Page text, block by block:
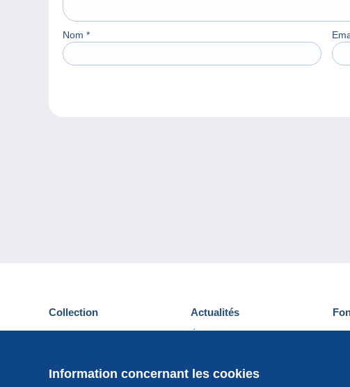
Nom *
Information concernant les cookies
Collection
Cartes postales
Actualités
Événements Delcampe